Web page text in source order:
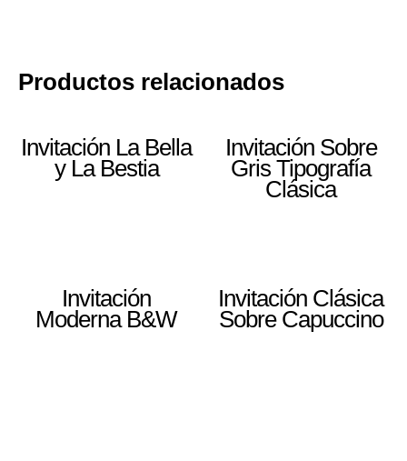
Productos relacionados
Invitación La Bella
y La Bestia
Invitación Sobre
Gris Tipografía
Clásica
Invitación
Moderna B&W
Invitación Clásica
Sobre Capuccino